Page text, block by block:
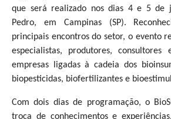
que será realizado nos dias 4 e 5 de
Pedro, em Campinas (SP).
principais encontros do setor, o evento
especialistas, produtores, consultores
empresas ligadas à cadeia dos
biopesticidas, biofertilizantes e
Com dois dias de programação, o
troca de conhecimentos e